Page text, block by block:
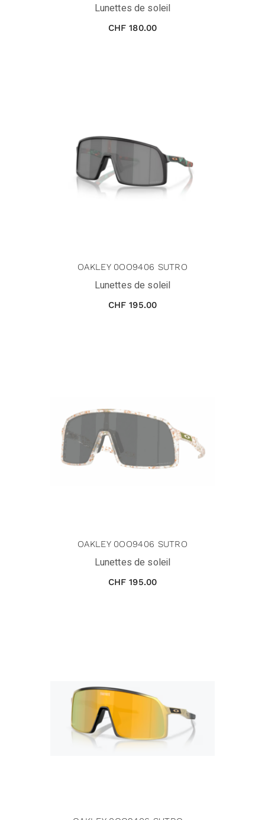
Lunettes de soleil
CHF 180.00
OAKLEY 0OO9406 SUTRO
Lunettes de soleil
CHF 195.00
OAKLEY 0OO9406 SUTRO
Lunettes de soleil
CHF 195.00